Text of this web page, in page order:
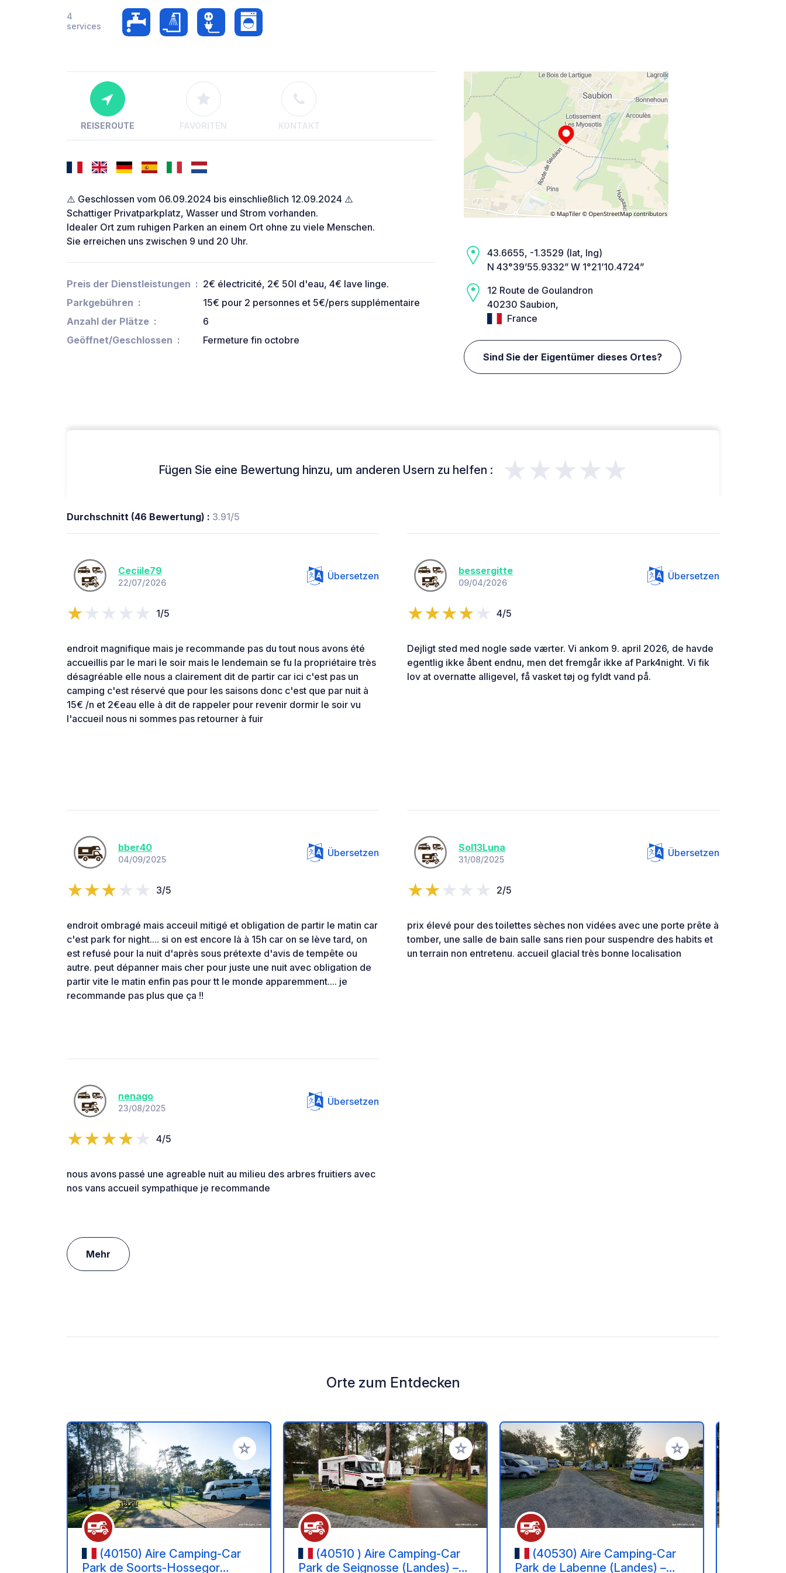
4
services
REISEROUTE FAVORITEN KONTAKT
⚠️ Geschlossen vom 06.09.2024 bis einschließlich 12.09.2024 ⚠️
Schattiger Privatparkplatz, Wasser und Strom vorhanden.
Idealer Ort zum ruhigen Parken an einem Ort ohne zu viele Menschen.
Sie erreichen uns zwischen 9 und 20 Uhr.
Preis der Dienstleistungen
2€ électricité, 2€ 50l d'eau, 4€ lave linge.
Parkgebühren
15€ pour 2 personnes et 5€/pers supplémentaire
Anzahl der Plätze
6
Geöffnet/Geschlossen
Fermeture fin octobre
43.6655, -1.3529 (lat, lng)
N 43°39’55.9332” W 1°21’10.4724”
12 Route de Goulandron
40230 Saubion,
France
Sind Sie der Eigentümer dieses Ortes?
Fügen Sie eine Bewertung hinzu, um anderen Usern zu helfen : ★★★★★
Durchschnitt (46 Bewertung) : 3.91/5
Ceciile79
22/07/2026
Übersetzen
1/5
endroit magnifique mais je recommande pas du tout nous avons été
accueillis par le mari le soir mais le lendemain se fu la propriétaire très
désagréable elle nous a clairement dit de partir car ici c'est pas un
camping c'est réservé que pour les saisons donc c'est que par nuit à
15€ /n et 2€eau elle à dit de rappeler pour revenir dormir le soir vu
l'accueil nous ni sommes pas retourner à fuir
bessergitte
09/04/2026
Übersetzen
4/5
Dejligt sted med nogle søde værter. Vi ankom 9. april 2026, de havde
egentlig ikke åbent endnu, men det fremgår ikke af Park4night. Vi fik
lov at overnatte alligevel, få vasket tøj og fyldt vand på.
bber40
04/09/2025
Übersetzen
3/5
endroit ombragé mais acceuil mitigé et obligation de partir le matin car
c'est park for night.... si on est encore là à 15h car on se lève tard, on
est refusé pour la nuit d'après sous prétexte d'avis de tempête ou
autre. peut dépanner mais cher pour juste une nuit avec obligation de
partir vite le matin enfin pas pour tt le monde apparemment.... je
recommande pas plus que ça !!
Sol13Luna
31/08/2025
Übersetzen
2/5
prix élevé pour des toilettes sèches non vidées avec une porte prête à
tomber, une salle de bain salle sans rien pour suspendre des habits et
un terrain non entretenu. accueil glacial très bonne localisation
nenago
23/08/2025
Übersetzen
4/5
nous avons passé une agreable nuit au milieu des arbres fruitiers avec
nos vans accueil sympathique je recommande
Mehr
Orte zum Entdecken
Zu Ihren Favoriten hinzufügen
(40150) Aire Camping-Car
Park de Soorts-Hossegor
Zu Ihren Favoriten hinzufügen
(40510 ) Aire Camping-Car
Park de Seignosse (Landes) –
Zu Ihren Favoriten
(40530) Aire Camping-Car
Park de Labenne (Landes) –